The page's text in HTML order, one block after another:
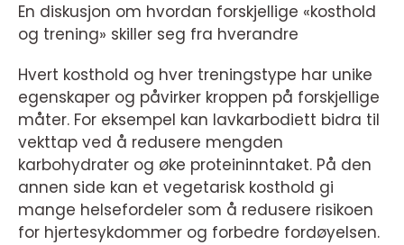
En diskusjon om hvordan forskjellige «kosthold
og trening» skiller seg fra hverandre
Hvert kosthold og hver treningstype har unike
egenskaper og påvirker kroppen på forskjellige
måter. For eksempel kan lavkarbodiett bidra til
vekttap ved å redusere mengden
karbohydrater og øke proteininntaket. På den
annen side kan et vegetarisk kosthold gi
mange helsefordeler som å redusere risikoen
for hjertesykdommer og forbedre fordøyelsen.